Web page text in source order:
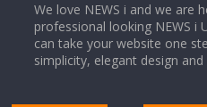
Cabinet
तक मिलेगी
We love NEWS i and we are
professional looking NEWS i
can take your website one
simplicity, elegant design and